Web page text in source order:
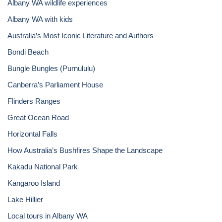
Albany WA wildlife experiences
Albany WA with kids
Australia’s Most Iconic Literature and Authors
Bondi Beach
Bungle Bungles (Purnululu)
Canberra’s Parliament House
Flinders Ranges
Great Ocean Road
Horizontal Falls
How Australia’s Bushfires Shape the Landscape
Kakadu National Park
Kangaroo Island
Lake Hillier
Local tours in Albany WA